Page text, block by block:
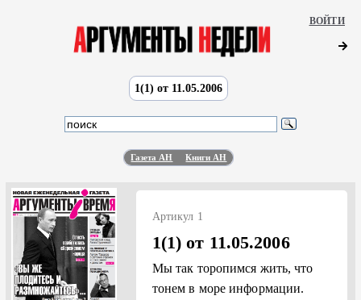
1(1) от 11.05.2006
ВОЙТИ
Газета АН Книги АН
Артикул 1
1(1) от 11.05.2006
Мы так торопимся жить, что
тонем в море информации.